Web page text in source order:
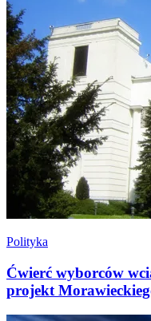
Polityka
Ćwierć wyborców
projekt